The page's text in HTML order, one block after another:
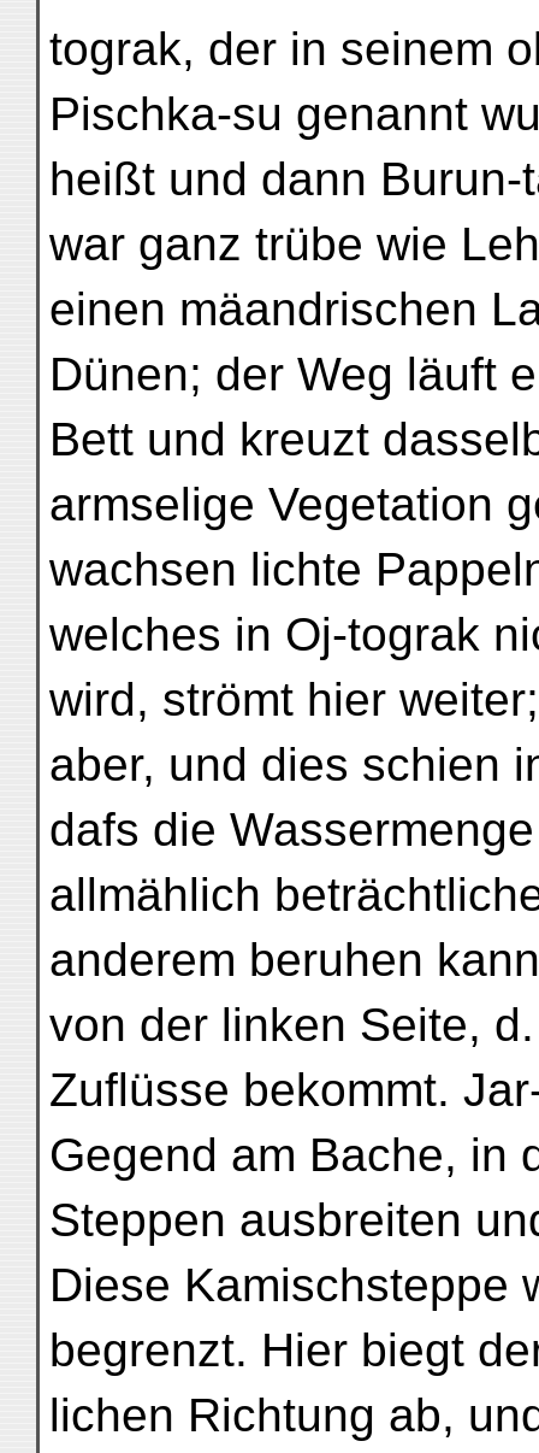
tograk, der in seinem
Pischka-su genannt
heißt und dann
war ganz trübe wie
einen mäandrischen
Dünen; der Weg läuft
Bett und kreuzt
armselige Vegetation
wachsen lichte
welches in Oj-tograk
wird, strömt hier
aber, und dies schien
dafs die
allmählich
anderem beruhen
von der linken Seite,
Zuflüsse bekommt.
Gegend am Bache, in
Steppen ausbreiten
Diese Kamischsteppe
begrenzt. Hier biegt
lichen Richtung ab,